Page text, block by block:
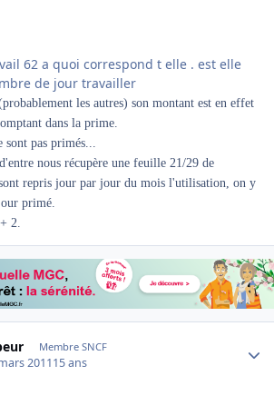
62 a quoi correspond t elle . est elle
de jour travailler
les autres) son montant est en effet
dans la prime.
pas primés...
nous récupère une feuille 21/29 de
repris jour par jour du mois l'utilisation, on y
primé.
2.
Membre SNCF
201115 ans